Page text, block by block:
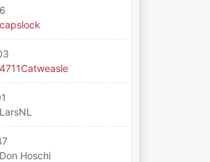
capslock
4711Catweasle
Hoschi